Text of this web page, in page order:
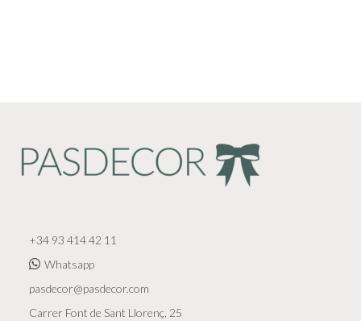
+34 93 414 42 11
Whatsapp
pasdecor@pasdecor.com
Carrer Font de Sant Llorenç, 25